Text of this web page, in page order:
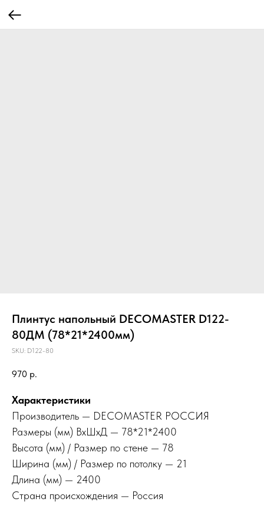
Плинтус напольный DECOMASTER D122-
80ДМ (78*21*2400мм)
SKU: D122-80
970 р.
Характеристики
Производитель — DECOMASTER РОССИЯ
Размеры (мм) ВхШхД — 78*21*2400
Высота (мм) / Размер по стене — 78
Ширина (мм) / Размер по потолку — 21
Длина (мм) — 2400
Страна происхождения — Россия